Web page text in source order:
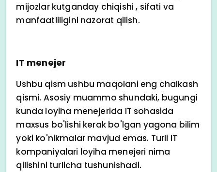
mijozlar kutganday chiqishi , sifati va
manfaatliligini nazorat qilish.
IT menejer
Ushbu qism ushbu maqolani eng chalkash
qismi. Asosiy muammo shundaki, bugungi
kunda loyiha menejerida IT sohasida
maxsus bo'lishi kerak bo'lgan yagona bilim
yoki ko'nikmalar mavjud emas. Turli IT
kompaniyalari loyiha menejeri nima
qilishini turlicha tushunishadi.